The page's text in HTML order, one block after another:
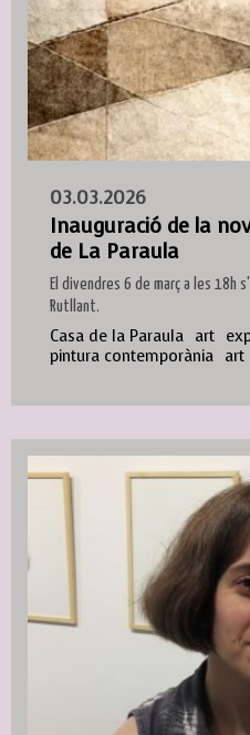
03.03.2026
Inauguració de la
de La Paraula
El divendres 6 de març a les 18h
Rutllant.
Casa de la Paraula art
pintura contemporània art